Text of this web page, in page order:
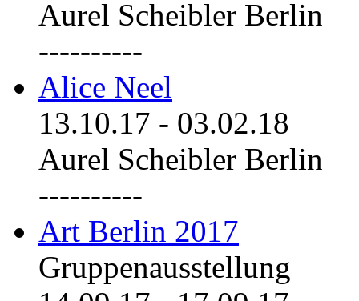
Aurel Scheibler Berlin
----------
Alice Neel
13.10.17 - 03.02.18
Aurel Scheibler Berlin
----------
Art Berlin 2017
Gruppenausstellung